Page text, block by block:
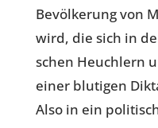
Bevöl­ke­rung von
wird, die sich in
schen Heuch­lern
einer blu­ti­gen
Also in ein